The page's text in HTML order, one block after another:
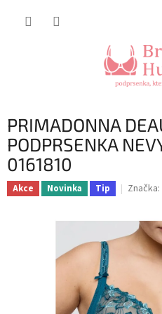
PRIMADONNA
PODPRSENKA
0161810
Akce Novinka Tip Značka: